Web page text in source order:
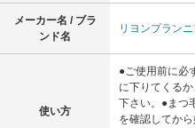
メーカー名 / ブラ
ンド名
リヨンプラン
使い方
●ご使用前に必
に下りてくる
下さい。●まつ
を確認してか